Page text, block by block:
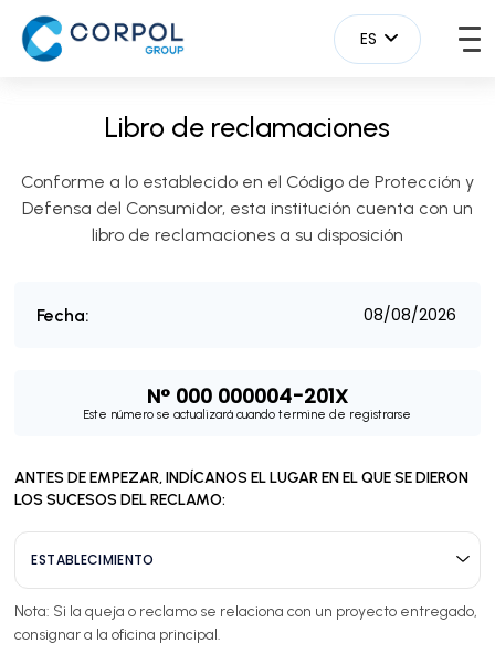
ES
Libro de reclamaciones
Conforme a lo establecido en el Código de Protección y
Defensa del Consumidor, esta institución cuenta con un
libro de reclamaciones a su disposición
Fecha:
N° 000 000004-201X
Este número se actualizará cuando termine de registrarse
ANTES DE EMPEZAR, INDÍCANOS EL LUGAR EN EL QUE SE DIERON
LOS SUCESOS DEL RECLAMO:
ESTABLECIMIENTO
Nota: Si la queja o reclamo se relaciona con un proyecto entregado,
consignar a la oficina principal.